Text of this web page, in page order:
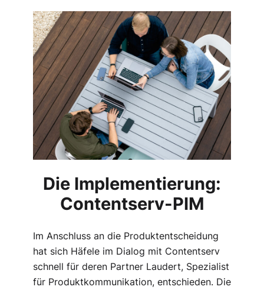
Die Implementierung:
Contentserv-PIM
Im Anschluss an die Produktentscheidung
hat sich Häfele im Dialog mit Contentserv
schnell für deren Partner Laudert, Spezialist
für Produktkommunikation, entschieden. Die